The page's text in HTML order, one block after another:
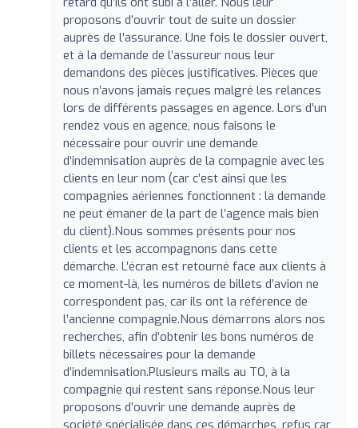
proposons d’ouvrir tout de suite un dossier
auprès de l’assurance. Une fois le dossier ouvert,
et à la demande de l’assureur nous leur
demandons des pièces justificatives. Pièces que
nous n’avons jamais reçues malgré les relances
lors de différents passages en agence. Lors d’un
rendez vous en agence, nous faisons le
nécessaire pour ouvrir une demande
d’indemnisation auprès de la compagnie avec les
clients en leur nom (car c’est ainsi que les
compagnies aériennes fonctionnent : la demande
ne peut émaner de la part de l’agence mais bien
du client).Nous sommes présents pour nos
clients et les accompagnons dans cette
démarche. L’écran est retourné face aux clients à
ce moment-là, les numéros de billets d’avion ne
correspondent pas, car ils ont la référence de
l’ancienne compagnie.Nous démarrons alors nos
recherches, afin d’obtenir les bons numéros de
billets nécessaires pour la demande
d’indemnisation.Plusieurs mails au TO, à la
compagnie qui restent sans réponse.Nous leur
proposons d’ouvrir une demande auprès de
société spécialisée dans ces démarches, refus car